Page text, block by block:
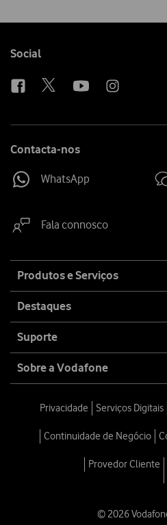
Follow
Social
Contacta-nos
WhatsApp
Fala connosco
map
Produtos e Serviços
Destaques
Suporte
Sobre a Vodafone
Privacidade Serviços Digitais
Continuidade de Negócio
Provedor Cliente
© 2026